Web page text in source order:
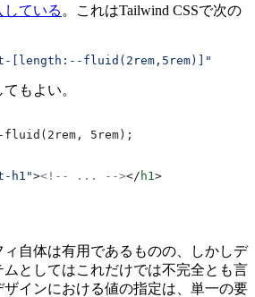
している 。これはTailwind CSSで次の
[length:--fluid(2rem,5rem)]"
もよい。
5rem);
h1"><!-- ... --></ h1 >
自体は有用であるものの、しかしデ
としてはこれだけでは不完全とも言
ザインにおける値の指定は、単一の要